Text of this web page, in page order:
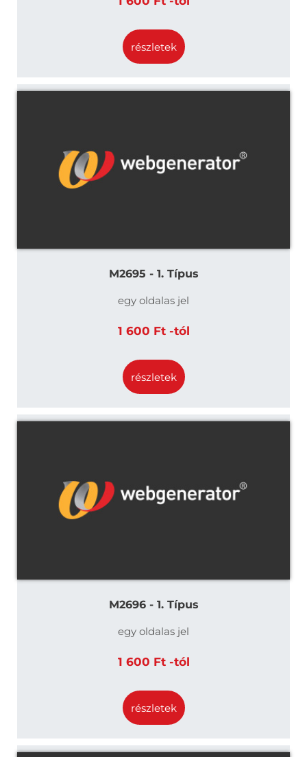
részletek
M2695 - 1. Típus
egy oldalas jel
1 600 Ft -tól
részletek
M2696 - 1. Típus
egy oldalas jel
1 600 Ft -tól
részletek